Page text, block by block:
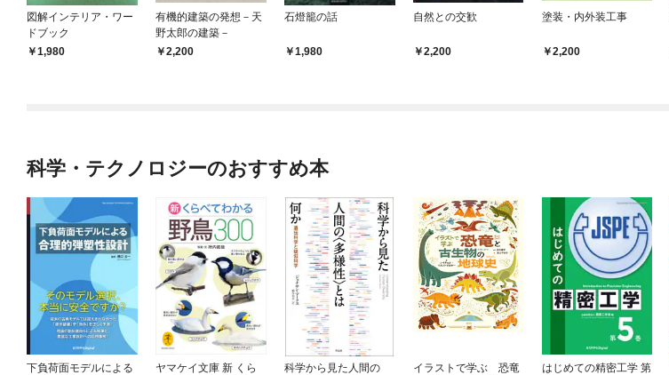
図解インテリア・ワー
ドブック
1,980
有機的建築の発想－天
野太郎の建築－
2,200
石燈籠の話
1,980
自然との交歓
2,200
塗装・内外装工事
2,200
科学・テクノロジーのおすすめ本
下負荷面モデルによる
ヤマケイ文庫 新 くら
科学から見た人間の
イラストで学ぶ 恐竜
はじめての精密工学 第